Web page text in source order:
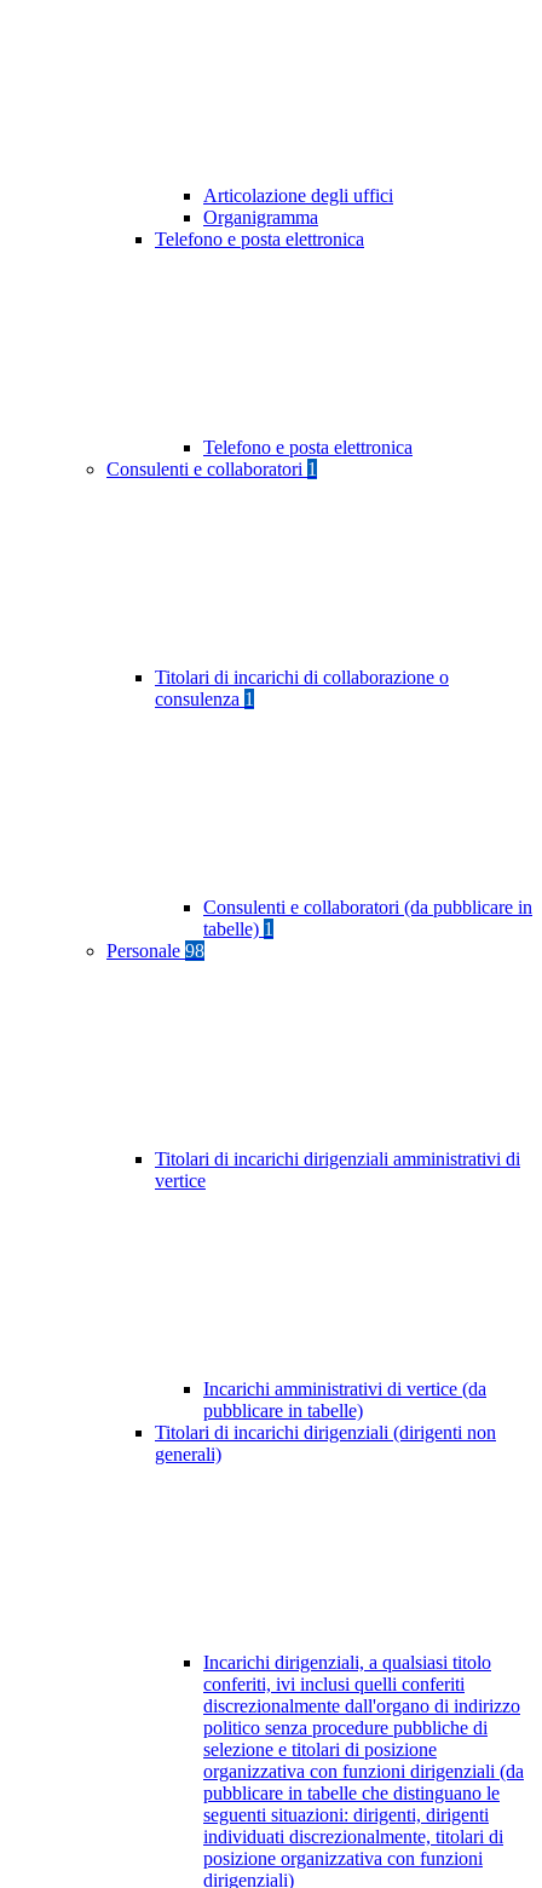
Articolazione degli uffici
Organigramma
Telefono e posta elettronica
Telefono e posta elettronica
Consulenti e collaboratori 1
Titolari di incarichi di collaborazione o
consulenza 1
Consulenti e collaboratori (da pubblicare in
tabelle) 1
Personale 98
Titolari di incarichi dirigenziali amministrativi di
vertice
Incarichi amministrativi di vertice (da
pubblicare in tabelle)
Titolari di incarichi dirigenziali (dirigenti non
generali)
Incarichi dirigenziali, a qualsiasi titolo
conferiti, ivi inclusi quelli conferiti
discrezionalmente dall'organo di indirizzo
politico senza procedure pubbliche di
selezione e titolari di posizione
organizzativa con funzioni dirigenziali (da
pubblicare in tabelle che distinguano le
seguenti situazioni: dirigenti, dirigenti
individuati discrezionalmente, titolari di
posizione organizzativa con funzioni
dirigenziali)